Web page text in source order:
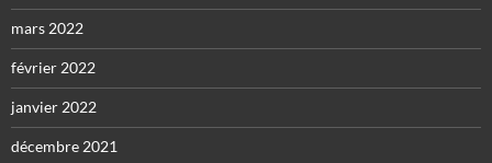
mars 2022
février 2022
janvier 2022
décembre 2021